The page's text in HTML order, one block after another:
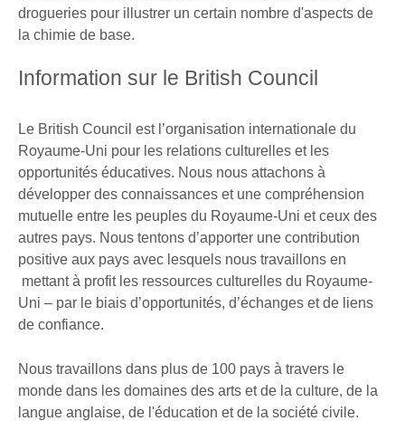
drogueries pour illustrer un certain nombre d'aspects de
la chimie de base.
Information sur le British Council
Le British Council est l’organisation internationale du
Royaume-Uni pour les relations culturelles et les
opportunités éducatives. Nous nous attachons à
développer des connaissances et une compréhension
mutuelle entre les peuples du Royaume-Uni et ceux des
autres pays. Nous tentons d’apporter une contribution
positive aux pays avec lesquels nous travaillons en
mettant à profit les ressources culturelles du Royaume-
Uni – par le biais d’opportunités, d’échanges et de liens
de confiance.
Nous travaillons dans plus de 100 pays à travers le
monde dans les domaines des arts et de la culture, de la
langue anglaise, de l'éducation et de la société civile.